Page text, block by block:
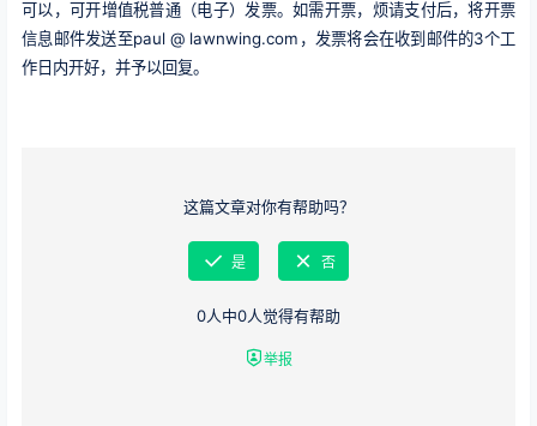
可以，可开增值税普通（电子）发票。如需开票，烦请支付后，将开票
信息邮件发送至paul @ lawnwing.com，发票将会在收到邮件的3个工
作日内开好，并予以回复。
这篇文章对你有帮助吗？
是 否
0人中0人觉得有帮助
举报